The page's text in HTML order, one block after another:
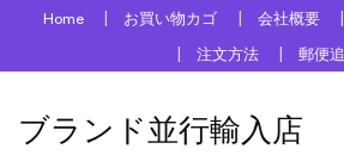
Home お買い物カゴ 会社概要
注文方法
郵便
ブランド並行輸入店